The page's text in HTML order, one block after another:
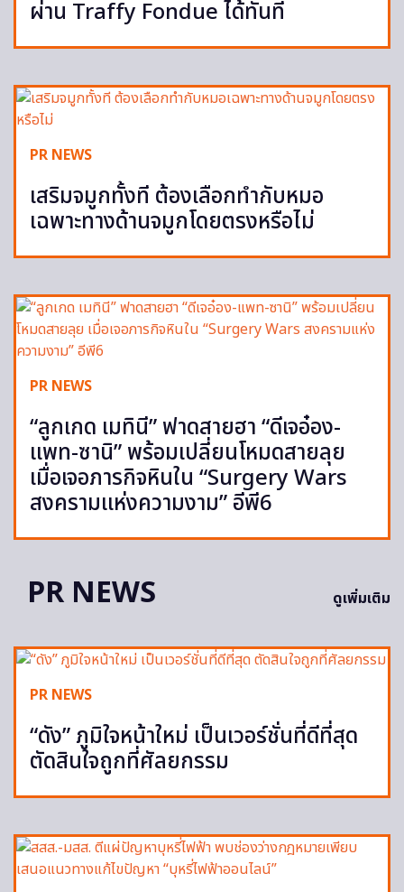
ผ่าน Traffy Fondue ได้ทันที
PR NEWS
เสริมจมูกทั้งที ต้องเลือกทำกับหมอ
เฉพาะทางด้านจมูกโดยตรงหรือไม่
PR NEWS
“ลูกเกด เมทินี” ฟาดสายฮา “ดีเจอ๋อง-
แพท-ซานิ” พร้อมเปลี่ยนโหมดสายลุย
เมื่อเจอภารกิจหินใน “Surgery Wars
สงครามแห่งความงาม” อีพี6
PR NEWS ดูเพิ่มเติม
PR NEWS
“ดัง” ภูมิใจหน้าใหม่ เป็นเวอร์ชั่นที่ดีที่สุด
ตัดสินใจถูกที่ศัลยกรรม